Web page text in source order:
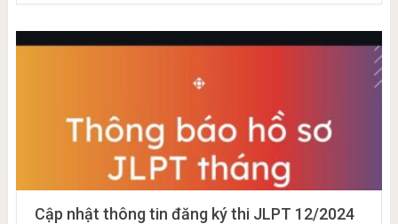
Cập nhật thông tin đăng ký thi JLPT 12/2024